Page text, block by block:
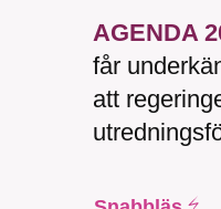
AGENDA
får
att